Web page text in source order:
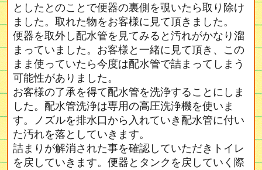
としたとのことで便器の裏側を覗いたら取り除け
ました。取れた物をお客様に見て頂きました。
便器を取外し配水管を見てみると汚れがかなり溜
まっていました。お客様と一緒に見て頂き、この
まま使っていたら今度は配水管で詰まってしまう
可能性がありました。
お客様の了承を得て配水管を洗浄することにしま
した。配水管洗浄は専用の高圧洗浄機を使いま
す。ノズルを排水口から入れていき配水管に付い
た汚れを落としていきます。
詰まりが解消された事を確認していただきトイレ
を戻していきます。便器とタンクを戻していく際